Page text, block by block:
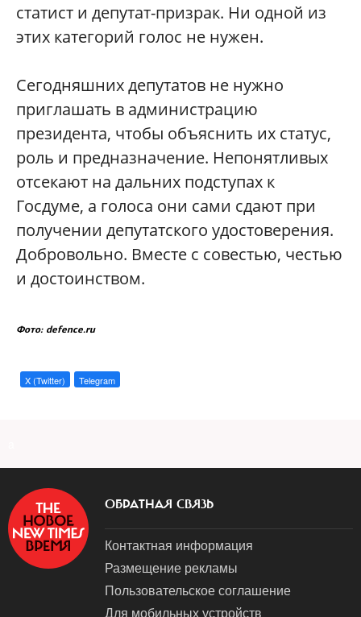
статист и депутат-призрак. Ни одной из
этих категорий голос не нужен.
Сегодняшних депутатов не нужно
приглашать в администрацию
президента, чтобы объяснить их статус,
роль и предназначение. Непонятливых
отсекают на дальних подступах к
Госдуме, а голоса они сами сдают при
получении депутатского удостоверения.
Добровольно. Вместе с совестью, честью
и достоинством.
Фото: defence.ru
X (Twitter) Telegram
ОБРАТНАЯ СВЯЗЬ
Контактная информация
Размещение рекламы
Пользовательское соглашение
Для мобильных устройств